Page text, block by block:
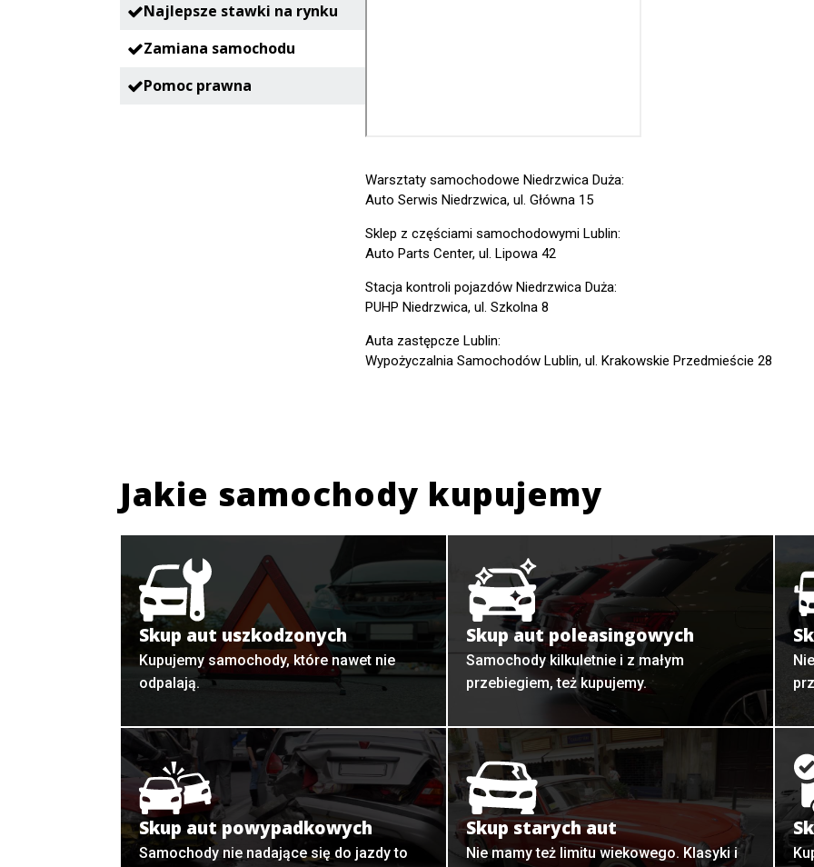
Najlepsze stawki na rynku
Zamiana samochodu
Pomoc prawna
Warsztaty samochodowe Niedrzwica Duża:
Auto Serwis Niedrzwica, ul. Główna 15
Sklep z częściami samochodowymi Lublin:
Auto Parts Center, ul. Lipowa 42
Stacja kontroli pojazdów Niedrzwica Duża:
PUHP Niedrzwica, ul. Szkolna 8
Auta zastępcze Lublin:
Wypożyczalnia Samochodów Lublin, ul. Krakowskie Przedmieście 28
Jakie samochody kupujemy
Skup aut uszkodzonych
Kupujemy samochody, które nawet nie
odpalają.
Skup aut poleasingowych
Samochody kilkuletnie i z małym
przebiegiem, też kupujemy.
Skup aut powypadkowych
Samochody nie nadające się do jazdy to
Skup starych aut
Nie mamy też limitu wiekowego. Klasyki i